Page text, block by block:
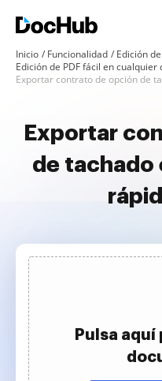
Inicio Funcionalidad
Edición
Edición de PDF fácil en cualquier
Exportar contrato de opción de
Exportar
de tachado
Pulsa